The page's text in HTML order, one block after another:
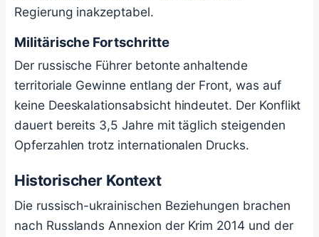
Regierung inakzeptabel.
Militärische Fortschritte
Der russische Führer betonte anhaltende
territoriale Gewinne entlang der Front, was auf
keine Deeskalationsabsicht hindeutet. Der Konflikt
dauert bereits 3,5 Jahre mit täglich steigenden
Opferzahlen trotz internationalen Drucks.
Historischer Kontext
Die russisch-ukrainischen Beziehungen brachen
nach Russlands Annexion der Krim 2014 und der